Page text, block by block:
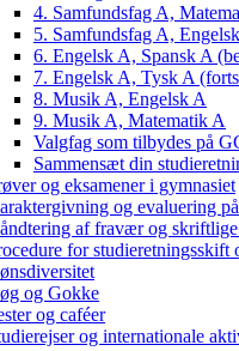
4. Samfundsfag A,
5. Samfundsfag A,
6. Engelsk A, Spansk A
7. Engelsk A, Tysk A
8. Musik A, Engelsk A
9. Musik A, Matematik A
Valgfag som tilbydes på
Sammensæt din
og eksamener i gymnasiet
og evaluering
af fravær og
for studieretningsskift
og Gokke
og caféer
og internationale